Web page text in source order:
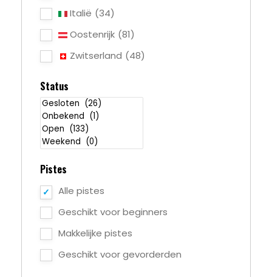
Italië (34)
Oostenrijk (81)
Zwitserland (48)
Status
Pistes
Alle pistes
Geschikt voor beginners
Makkelijke pistes
Geschikt voor gevorderden